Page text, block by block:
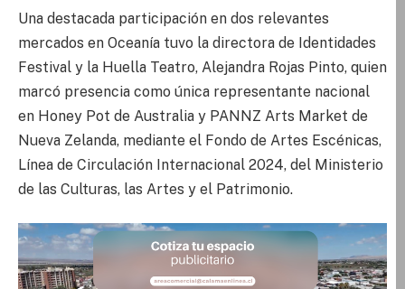
Una destacada participación en dos relevantes
mercados en Oceanía tuvo la directora de Identidades
Festival y la Huella Teatro, Alejandra Rojas Pinto, quien
marcó presencia como única representante nacional
en Honey Pot de Australia y PANNZ Arts Market de
Nueva Zelanda, mediante el Fondo de Artes Escénicas,
Línea de Circulación Internacional 2024, del Ministerio
de las Culturas, las Artes y el Patrimonio.